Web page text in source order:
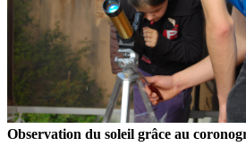
Observation du soleil grâce au